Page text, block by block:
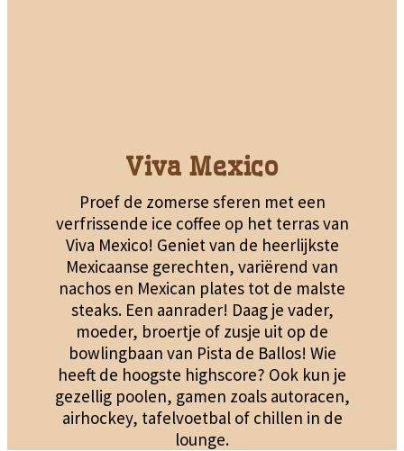
Viva Mexico
Proef de zomerse sferen met een
verfrissende ice coffee op het terras van
Viva Mexico! Geniet van de heerlijkste
Mexicaanse gerechten, variërend van
nachos en Mexican plates tot de malste
steaks. Een aanrader! Daag je vader,
moeder, broertje of zusje uit op de
bowlingbaan van Pista de Ballos! Wie
heeft de hoogste highscore? Ook kun je
gezellig poolen, gamen zoals autoracen,
airhockey, tafelvoetbal of chillen in de
lounge.